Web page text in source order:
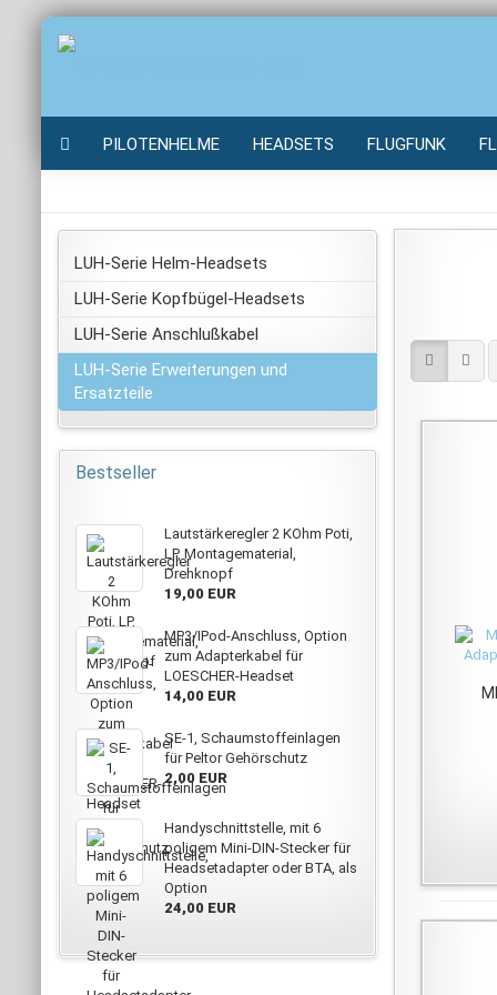
PILOTENHELME HEADSETS FLUGFUNK
LUH-Serie Helm-Headsets
LUH-Serie Kopfbügel-Headsets
LUH-Serie Anschlußkabel
LUH-Serie Erweiterungen und
Ersatzteile
Bestseller
Lautstärkeregler 2 KOhm Poti,
LP, Montagematerial,
Drehknopf
19,00 EUR
MP3/IPod-Anschluss, Option
zum Adapterkabel für
LOESCHER-Headset
14,00 EUR
SE-1, Schaumstoffeinlagen
für Peltor Gehörschutz
2,00 EUR
Handyschnittstelle, mit 6
poligem Mini-DIN-Stecker für
Headsetadapter oder BTA, als
Option
24,00 EUR